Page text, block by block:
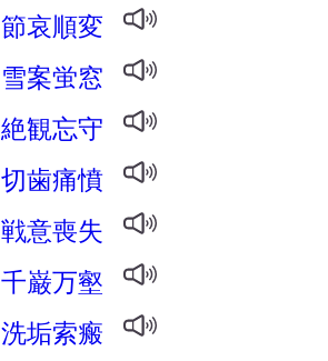
節哀順変
雪案蛍窓
絶観忘守
切歯痛憤
戦意喪失
千巌万壑
洗垢索瘢